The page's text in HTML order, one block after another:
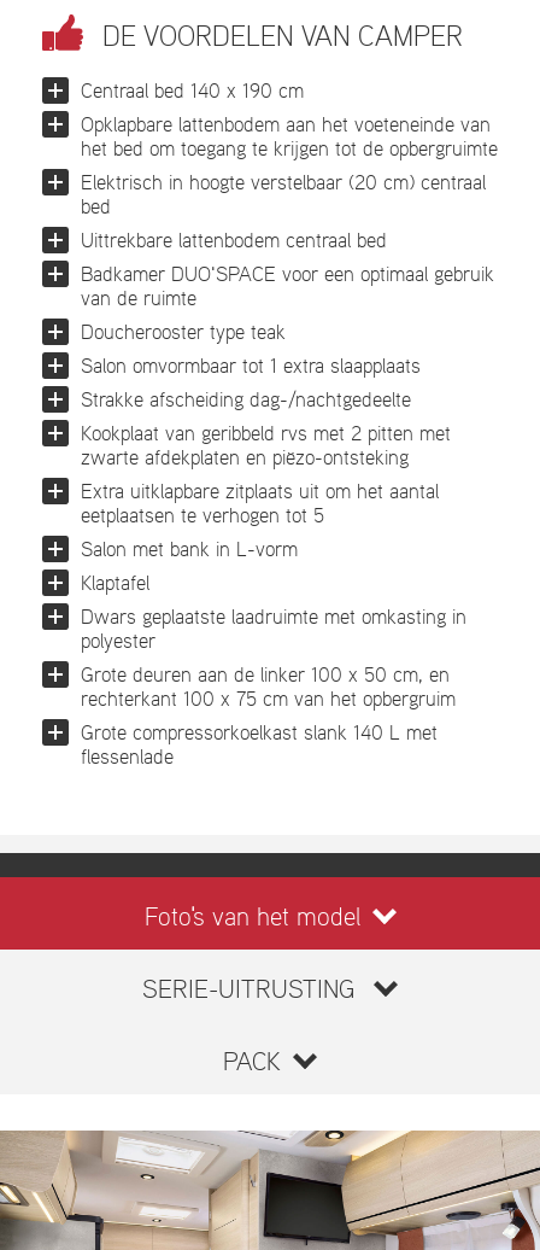
DE VOORDELEN VAN CAMPER
Centraal bed 140 x 190 cm
Opklapbare lattenbodem aan het voeteneinde van
het bed om toegang te krijgen tot de opbergruimte
Elektrisch in hoogte verstelbaar (20 cm) centraal
bed
Uittrekbare lattenbodem centraal bed
Badkamer DUO'SPACE voor een optimaal gebruik
van de ruimte
Doucherooster type teak
Salon omvormbaar tot 1 extra slaapplaats
Strakke afscheiding dag-/nachtgedeelte
Kookplaat van geribbeld rvs met 2 pitten met
zwarte afdekplaten en piëzo-ontsteking
Extra uitklapbare zitplaats uit om het aantal
eetplaatsen te verhogen tot 5
Salon met bank in L-vorm
Klaptafel
Dwars geplaatste laadruimte met omkasting in
polyester
Grote deuren aan de linker 100 x 50 cm, en
rechterkant 100 x 75 cm van het opbergruim
Grote compressorkoelkast slank 140 L met
flessenlade
Foto's van het model
SERIE-UITRUSTING
PACK